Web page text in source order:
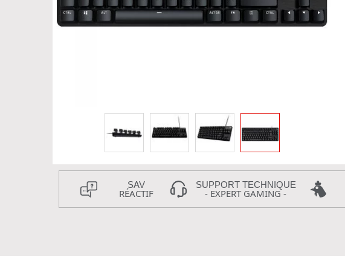
SAV
RÉACTIF
SUPPORT TECHNIQUE
- EXPERT GAMING -